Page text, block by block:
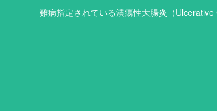
難病指定されている潰瘍性大腸炎（